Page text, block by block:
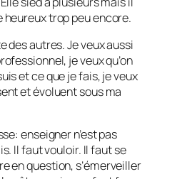
heureux trop peu encore.
des autres. Je veux aussi
je veux qu’on
et ce que je fais, je veux
et évoluent sous ma
enseigner n’est pas
Il faut vouloir. Il faut se
en question, s’émerveiller